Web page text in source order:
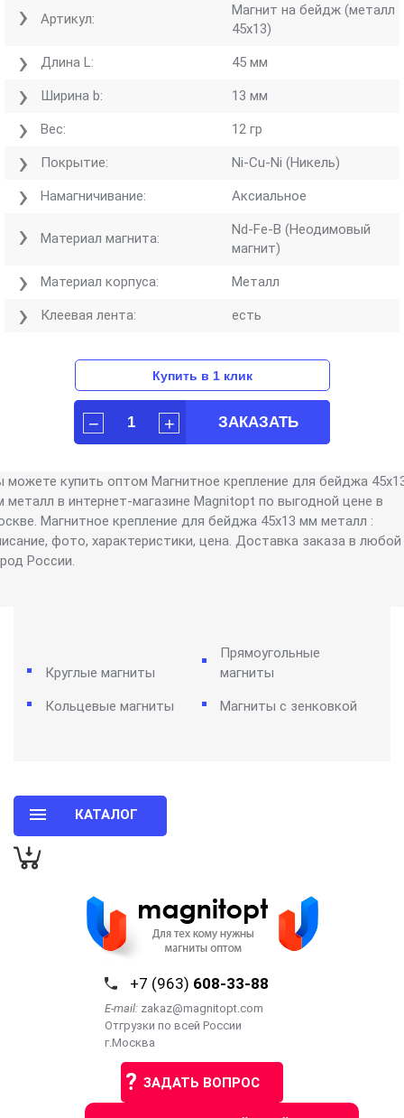
Артикул:
Магнит на бейдж (металл
45x13)
Длина L: 45 мм
Ширина b: 13 мм
Вес: 12 гр
Покрытие: Ni-Cu-Ni (Никель)
Намагничивание: Аксиальное
Материал магнита:
Nd-Fe-B (Неодимовый
магнит)
Материал корпуса: Металл
Клеевая лента: есть
можете купить оптом Магнитное крепление для бейджа
металл в интернет-магазине Magnitopt по выгодной цене в
Магнитное крепление для бейджа 45х13 мм металл :
фото, характеристики, цена. Доставка заказа в любой
России.
Круглые магниты
Прямоугольные
магниты
Кольцевые магниты Магниты с зенковкой
КАТАЛОГ
+7 (963) 608-33-88
E-mail: zakaz@magnitopt.com
Отгрузки по всей России
г.Москва
? ЗАДАТЬ ВОПРОС